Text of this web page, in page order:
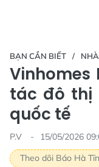
BẠN CẦN BIẾT
Vinhomes
tác đô thị
quốc tế
P.V
15/05/2026
Theo dõi Báo Hà